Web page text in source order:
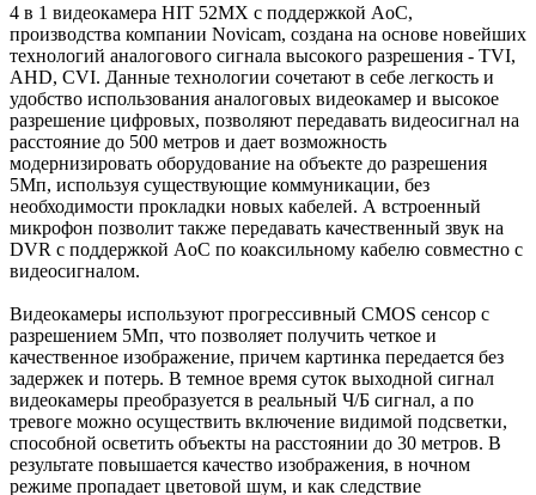
4 в 1 видеокамера HIT 52MX с поддержкой AoC,
производства компании Novicam, создана на основе новейших
технологий аналогового сигнала высокого разрешения - TVI,
AHD, CVI. Данные технологии сочетают в себе легкость и
удобство использования аналоговых видеокамер и высокое
разрешение цифровых, позволяют передавать видеосигнал на
расстояние до 500 метров и дает возможность
модернизировать оборудование на объекте до разрешения
5Мп, используя существующие коммуникации, без
необходимости прокладки новых кабелей. А встроенный
микрофон позволит также передавать качественный звук на
DVR с поддержкой AoC по коаксильному кабелю совместно с
видеосигналом.
Видеокамеры используют прогрессивный CMOS сенсор c
разрешением 5Мп, что позволяет получить четкое и
качественное изображение, причем картинка передается без
задержек и потерь. В темное время суток выходной сигнал
видеокамеры преобразуется в реальный Ч/Б сигнал, а по
тревоге можно осуществить включение видимой подсветки,
способной осветить объекты на расстоянии до 30 метров. В
результате повышается качество изображения, в ночном
режиме пропадает цветовой шум, и как следствие